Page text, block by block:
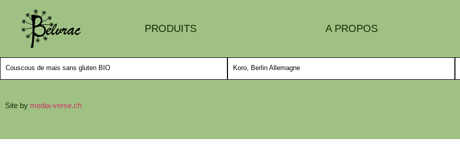
PRODUITS A PROPOS
Couscous de mais sans gluten BIO Koro, Berlin Allemagne
Site by media-verse.ch